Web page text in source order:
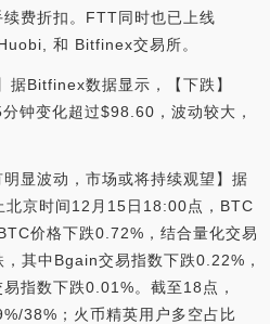
费折扣。FTT同时也已上线
和 Bitfinex交易所。
据Bitfinex数据显示，【下跌】
钟变化超过$98.60，波动较大，
显波动，市场或将持续观望】据
京时间12月15日18:00点，BTC
价格下跌0.72%，结合量化交易
其中Bgain交易指数下跌0.22%，
指数下跌0.01%。截至18点，
38%；火币精英用户多空占比